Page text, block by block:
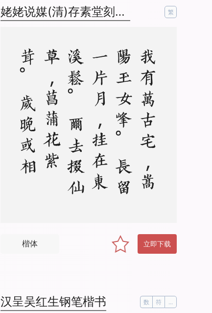
姥姥说媒(清)存素堂刻本繁体 繁
我
有
万
古
宅
，
嵩
阳
玉
女
峰
。
长
留
一
片
月
，
挂
在
东
溪
松
。
尔
去
掇
仙
草
，
菖
蒲
花
紫
茸
。
岁
晚
或
相
访
，
青
天
骑
白
龙
楷体 立即下载
汉呈吴红生钢笔楷书 数 符 ...